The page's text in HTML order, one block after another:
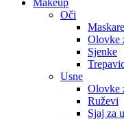
Makeup
Oči
Olovke
Sjenke
Usne
Olovke
Ruževi
Sjaj za